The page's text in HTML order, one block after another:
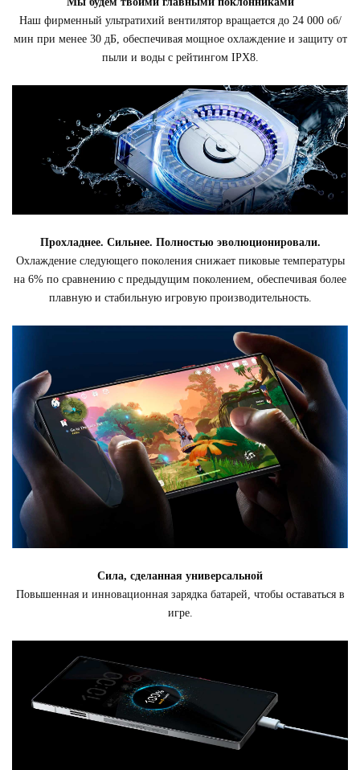
Наш фирменный ультратихий вентилятор вращается до 24 000 об/
мин при менее 30 дБ, обеспечивая мощное охлаждение и защиту от
пыли и воды с рейтингом IPX8.
Прохладнее. Сильнее. Полностью эволюционировали.
Охлаждение следующего поколения снижает пиковые температуры
на 6% по сравнению с предыдущим поколением, обеспечивая более
плавную и стабильную игровую производительность.
Сила, сделанная универсальной
Повышенная и инновационная зарядка батарей, чтобы оставаться в
игре.